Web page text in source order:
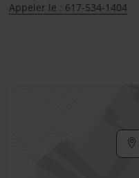
Appeler le : 617-534-1404